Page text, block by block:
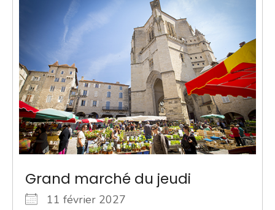
Grand marché du jeudi
11 février 2027